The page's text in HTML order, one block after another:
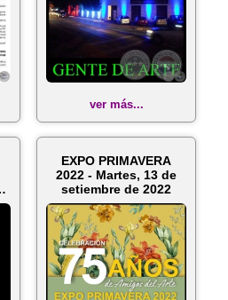
ver más...
EXPO PRIMAVERA
2022 - Martes, 13 de
setiembre de 2022